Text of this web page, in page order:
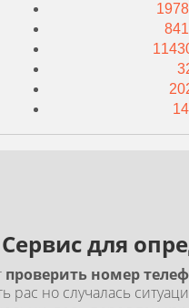
Сервис для
проверить номер
рас но случалась